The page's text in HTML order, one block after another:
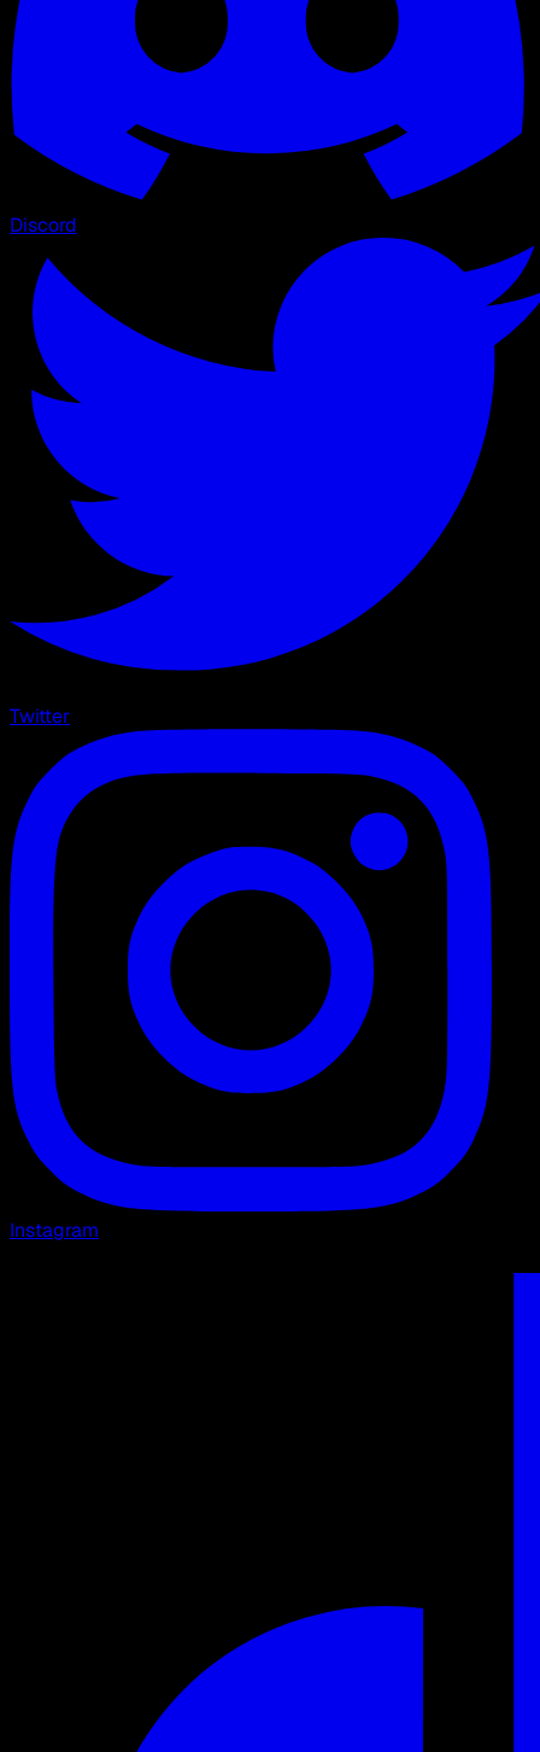
Discord
Twitter
Instagram